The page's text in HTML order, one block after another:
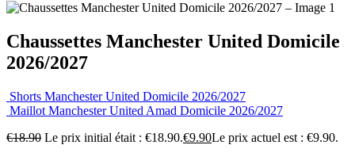
Chaussettes Manchester United Domicile
2026/2027
Shorts Manchester United Domicile 2026/2027
Maillot Manchester United Amad Domicile 2026/2027
€18.90 Le prix initial était : €18.90.€9.90Le prix actuel est : €9.90.